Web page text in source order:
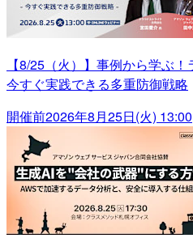
【8/25（火）】事例から学ぶ
今すぐ実践できる多重防御戦略
開催前2026年8月25日(火) 13:00